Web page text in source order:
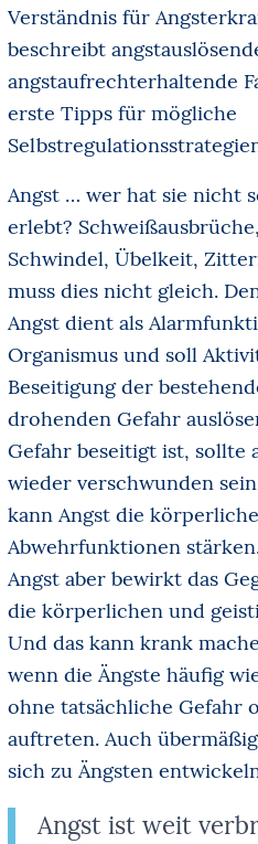
Verständnis für
beschreibt
angstaufrechterhaltende
erste Tipps für mögliche
Angst … wer hat sie nicht
erlebt?
Schwindel, Übelkeit,
muss dies nicht gleich.
Angst dient als
Organismus und soll
Beseitigung der
drohenden Gefahr
Gefahr beseitigt ist, sollte
wieder verschwunden
kann Angst die
Abwehrfunktionen
Angst aber bewirkt das
die körperlichen und
Und das kann krank
wenn die Ängste häufig
ohne tatsächliche Gefahr
auftreten. Auch
sich zu Ängsten
Angst ist weit